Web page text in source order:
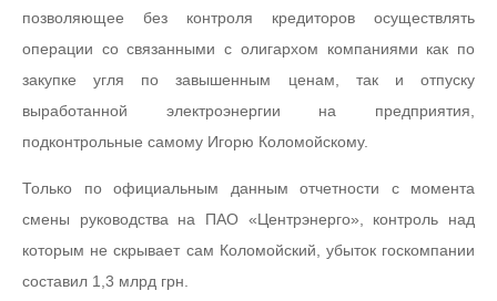
позволяющее без контроля кредиторов осуществлять
операции со связанными с олигархом компаниями как по
закупке угля по завышенным ценам, так и отпуску
выработанной электроэнергии на предприятия,
подконтрольные самому Игорю Коломойскому.
Только по официальным данным отчетности с момента
смены руководства на ПАО «Центрэнерго», контроль над
которым не скрывает сам Коломойский, убыток госкомпании
составил 1,3 млрд грн.